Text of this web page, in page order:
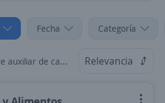
Fecha Categoría
en Bogotá, D.C. Relevancia